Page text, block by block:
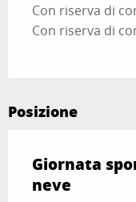
Con riserva di
Con riserva di
Posizione
Giornata
neve